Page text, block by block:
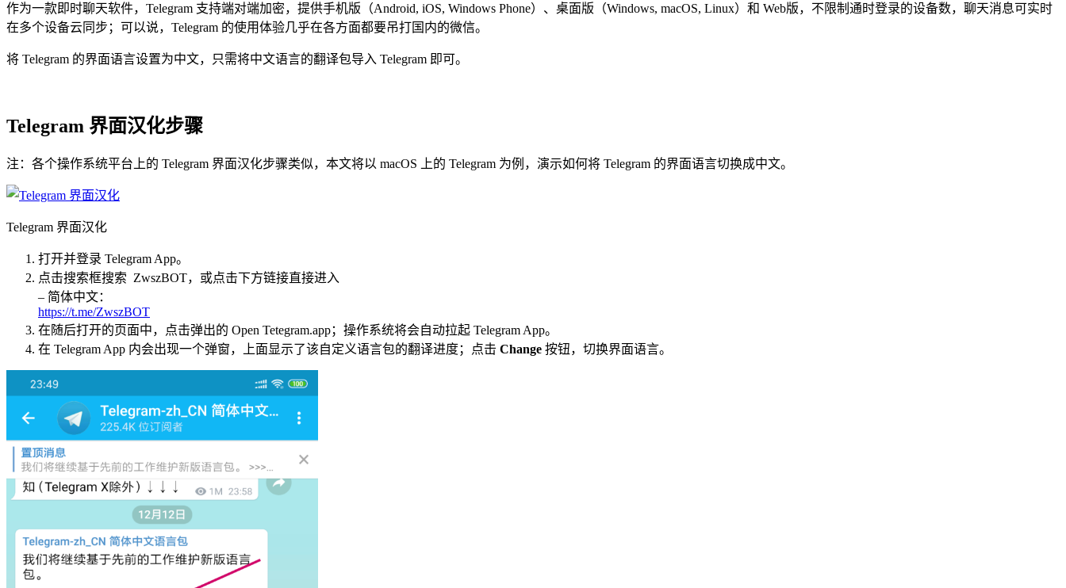
作为一款即时聊天软件，Telegram 支持端对端加密，提供手机版（Android, iOS, Windows Phone）、桌面版（Windows, macOS, Linux）和 Web版，不限制通时登录的设备数，聊天消息可实时
在多个设备云同步；可以说，Telegram 的使用体验几乎在各方面都要吊打国内的微信。
将 Telegram 的界面语言设置为中文，只需将中文语言的翻译包导入 Telegram 即可。
Telegram 界面汉化步骤
注：各个操作系统平台上的 Telegram 界面汉化步骤类似，本文将以 macOS 上的 Telegram 为例，演示如何将 Telegram 的界面语言切换成中文。
Telegram 界面汉化
打开并登录 Telegram App。
点击搜索框搜索 ZwszBOT，或点击下方链接直接进入
– 简体中文：
https://t.me/ZwszBOT
在随后打开的页面中，点击弹出的 Open Tetegram.app；操作系统将会自动拉起 Telegram App。
在 Telegram App 内会出现一个弹窗，上面显示了该自定义语言包的翻译进度；点击 Change 按钮，切换界面语言。